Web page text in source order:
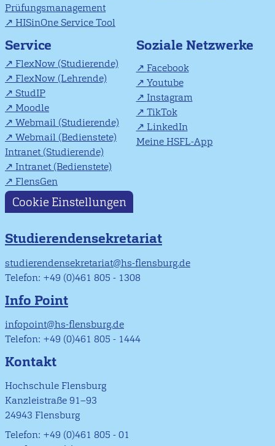
Prüfungsmanagement
HISinOne Service Tool
Service
FlexNow (Studierende)
FlexNow (Lehrende)
StudIP
Moodle
Webmail (Studierende)
Webmail (Bedienstete)
Intranet (Studierende)
Intranet (Bedienstete)
FlensGen
Soziale Netzwerke
Facebook
Youtube
Instagram
TikTok
LinkedIn
Meine HSFL-App
Cookie Einstellungen
Studierendensekretariat
studierendensekretariat@hs-flensburg.de
Telefon: +49 (0)461 805 - 1308
Info Point
infopoint@hs-flensburg.de
Telefon: +49 (0)461 805 - 1444
Kontakt
Hochschule Flensburg
Kanzleistraße 91–93
24943 Flensburg
Telefon: +49 (0)461 805 - 01